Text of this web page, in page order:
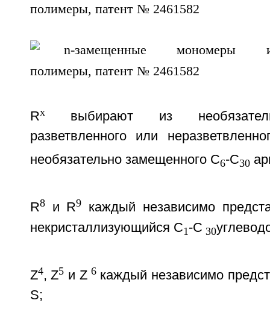
Rxвыбирают из
разветвленного или
необязательно замещенного С6-С30
R8и R9
каждый независимо
некристаллизующийся C1 -С 30
Z4, Z5 и Z6каждый независимо
S;